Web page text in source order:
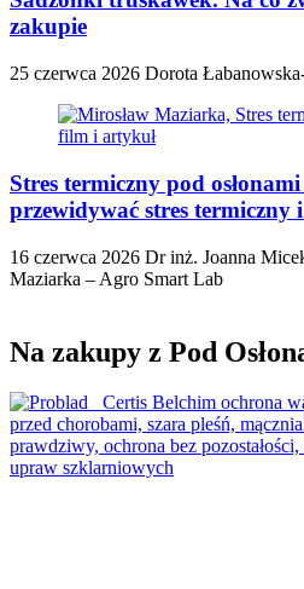
zakupie
25 czerwca 2026 Dorota
Stres termiczny pod
przewidywać stres termiczny
16 czerwca 2026 Dr inż. Joanna
Maziarka – Agro Smart Lab
Na zakupy z Pod